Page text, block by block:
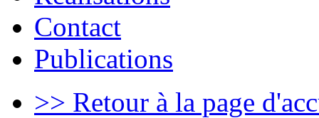
Contact
Publications
>> Retour à la page